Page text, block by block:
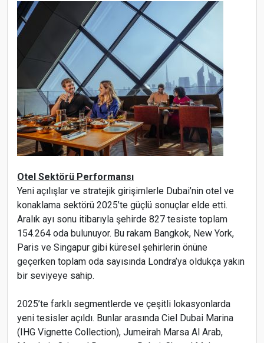
Otel Sektörü Performansı
Yeni açılışlar ve stratejik girişimlerle Dubai’nin otel ve
konaklama sektörü 2025’te güçlü sonuçlar elde etti.
Aralık ayı sonu itibarıyla şehirde 827 tesiste toplam
154.264 oda bulunuyor. Bu rakam Bangkok, New York,
Paris ve Singapur gibi küresel şehirlerin önüne
geçerken toplam oda sayısında Londra’ya oldukça yakın
bir seviyeye sahip.
2025’te farklı segmentlerde ve çeşitli lokasyonlarda
yeni tesisler açıldı. Bunlar arasında Ciel Dubai Marina
(IHG Vignette Collection), Jumeirah Marsa Al Arab,